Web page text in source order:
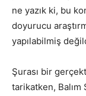
ne yazık ki, bu
doyurucu
yapılabilmiş
Şurası bir
tarikatken, Balım